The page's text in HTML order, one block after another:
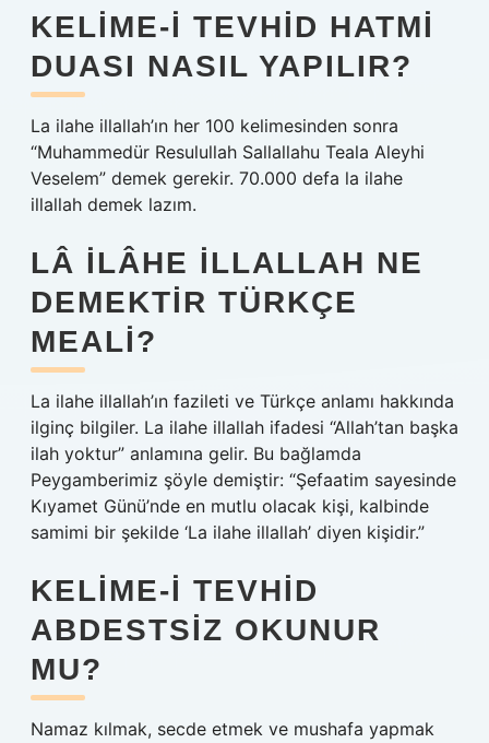
KELIME-I TEVHID HATMI
DUASI NASIL YAPILIR?
La ilahe illallah’ın her 100 kelimesinden sonra
“Muhammedür Resulullah Sallallahu Teala Aleyhi
Veselem” demek gerekir. 70.000 defa la ilahe
illallah demek lazım.
LÂ ILÂHE ILLALLAH NE
DEMEKTIR TÜRKÇE
MEALI?
La ilahe illallah’ın fazileti ve Türkçe anlamı hakkında
ilginç bilgiler. La ilahe illallah ifadesi “Allah’tan başka
ilah yoktur” anlamına gelir. Bu bağlamda
Peygamberimiz şöyle demiştir: “Şefaatim sayesinde
Kıyamet Günü’nde en mutlu olacak kişi, kalbinde
samimi bir şekilde ‘La ilahe illallah’ diyen kişidir.”
KELIME-I TEVHID
ABDESTSIZ OKUNUR
MU?
Namaz kılmak, secde etmek ve mushafa yapmak